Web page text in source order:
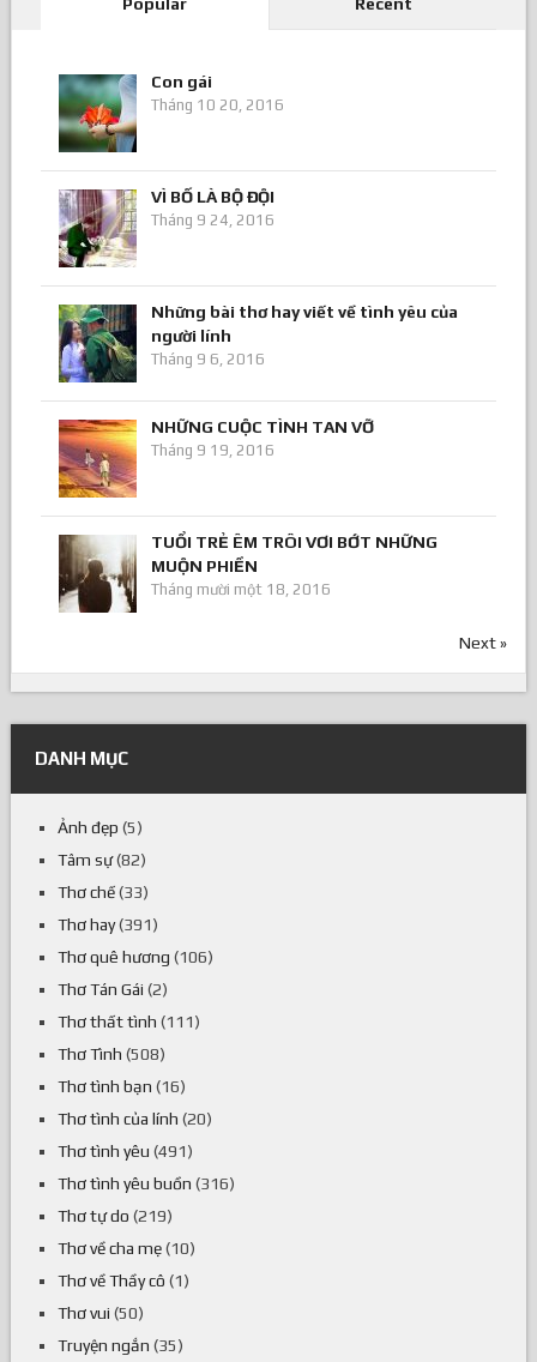
Con gái
Tháng 10 20, 2016
VÌ BỐ LÀ BỘ ĐỘI
Tháng 9 24, 2016
Những bài thơ hay viết về tình yêu của
người lính
Tháng 9 6, 2016
NHỮNG CUỘC TÌNH TAN VỠ
Tháng 9 19, 2016
TUỔI TRẺ ÊM TRÔI VƠI BỚT NHỮNG
MUỘN PHIỀN
Tháng mười một 18, 2016
Next »
DANH MỤC
Ảnh đẹp (5)
Tâm sự(82)
Thơ chế(33)
Thơ hay(391)
Thơ quê hương (106)
Thơ Tán Gái (2)
Thơ thất tình (111)
Thơ Tình (508)
Thơ tình bạn (16)
Thơ tình của lính (20)
Thơ tình yêu (491)
Thơ tình yêu buồn (316)
Thơ tự do (219)
Thơ về cha mẹ(10)
Thơ về Thầy cô (1)
Thơ vui (50)
Truyện ngắn (35)